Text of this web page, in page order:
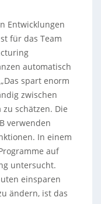
Entwicklungen
für das Team
automatisch
spart enorm
zwischen
zu schätzen. Die
verwenden
In einem
auf
untersucht.
einsparen
ändern, ist das